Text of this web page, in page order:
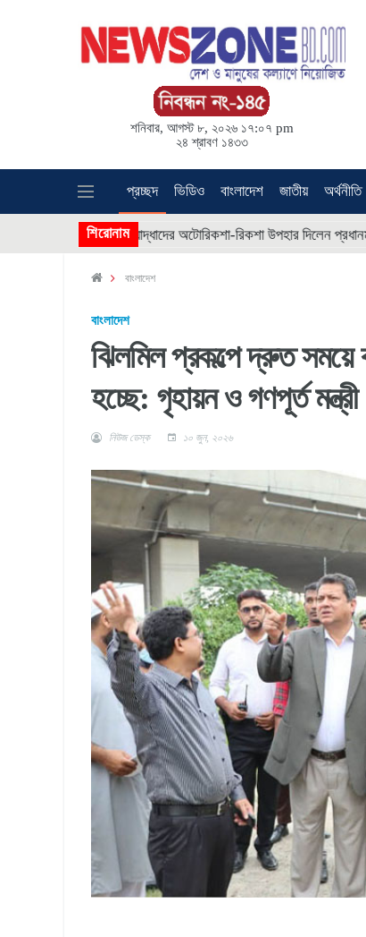
শনিবার, আগস্ট ৮, ২০২৬ ১৭:০৭ pm
২৪ শ্রাবণ ১৪৩৩
প্রচ্ছদ ভিডিও বাংলাদেশ জাতীয় অর্থনীতি
শিরোনাম
জুলাই যোদ্ধাদের অটোরিকশা-রিকশা উপহার দিলেন প্রধানমন্ত্রী * *
বাংলাদেশ
বাংলাদেশ
ঝিলমিল প্রকল্পে দ্রুত সময়ে
হচ্ছে: গৃহায়ন ও গণপূর্ত মন্ত্রী
নিউজ ডেস্ক ১০ জুন, ২০২৬